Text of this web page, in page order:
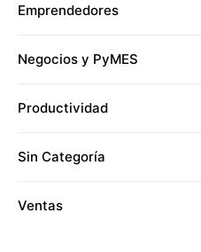
Emprendedores
Negocios y PyMES
Productividad
Sin Categoría
Ventas